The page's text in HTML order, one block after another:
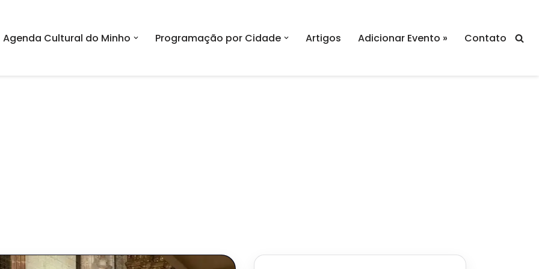
Agenda Cultural do Minho Programação por Cidade Artigos Adicionar Evento » Contato